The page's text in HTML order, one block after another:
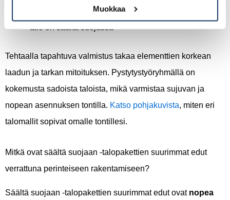
Muokkaa
Jatkotoimenpiteet:sisätyöt voivat alkaa heti, kun
talo on säältä suojassa
Tehtaalla tapahtuva valmistus takaa elementtien korkean
laadun ja tarkan mitoituksen. Pystytystyöryhmällä on
kokemusta sadoista taloista, mikä varmistaa sujuvan ja
nopean asennuksen tontilla. Katso pohjakuvista, miten eri
talomallit sopivat omalle tontillesi.
Mitkä ovat säältä suojaan -talopakettien suurimmat edut
verrattuna perinteiseen rakentamiseen?
Säältä suojaan -talopakettien suurimmat edut ovat nopea